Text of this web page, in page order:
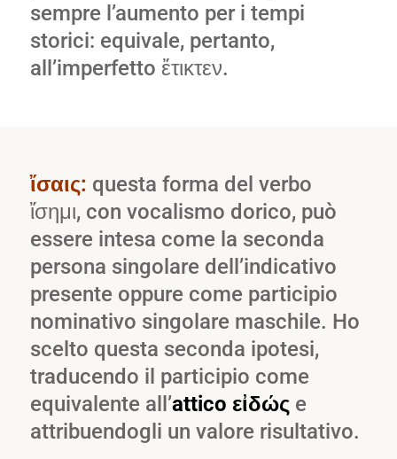
sempre l’aumento per i tempi
storici: equivale, pertanto,
all’imperfetto ἔτικτεν.
ἴσαις: questa forma del verbo
ἴσημι, con vocalismo dorico, può
essere intesa come la seconda
persona singolare dell’indicativo
presente oppure come participio
nominativo singolare maschile. Ho
scelto questa seconda ipotesi,
traducendo il participio come
equivalente all’attico εἰδώςe
attribuendogli un valore risultativo.